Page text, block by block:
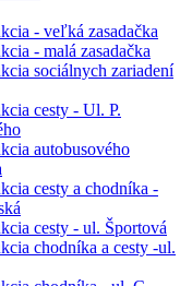
- veľká zasadačka
- malá zasadačka
sociálnych zariadení
cesty - Ul. P.
autobusového
cesty a chodníka -
cesty - ul. Športová
chodníka a cesty -ul.